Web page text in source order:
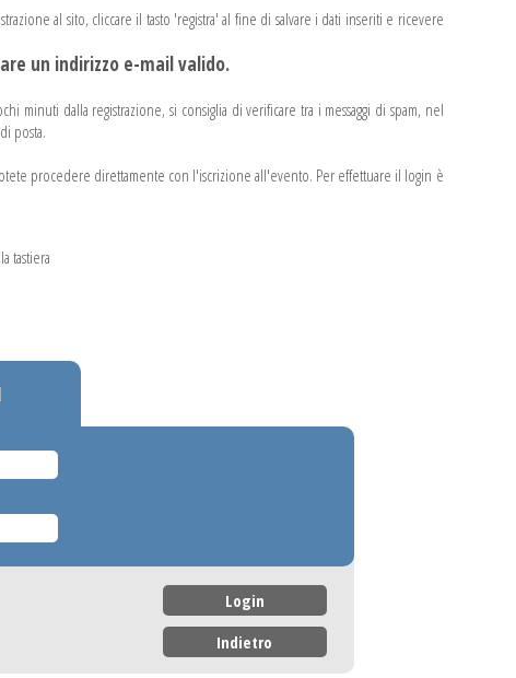
al sito, cliccare il tasto 'registra' al fine di salvare i dati inseriti e ricevere
un indirizzo e-mail valido.
minuti dalla registrazione, si consiglia di verificare tra i messaggi di spam, nel
posta.
procedere direttamente con l'iscrizione all'evento. Per effettuare il login è
tastiera
Login
Indietro